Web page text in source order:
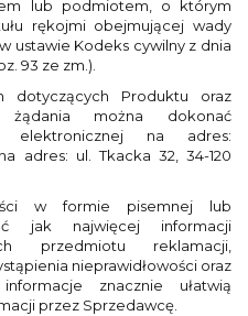
lub podmiotem, o którym
rękojmi obejmującej wady
ustawie Kodeks cywilny z dnia
93 ze zm.).
dotyczących Produktu oraz
żądania można dokonać
elektronicznej na adres:
adres: ul. Tkacka 32, 34-120
w formie pisemnej lub
jak najwięcej informacji
przedmiotu reklamacji,
nieprawidłowości oraz
znacznie ułatwią
przez Sprzedawcę.